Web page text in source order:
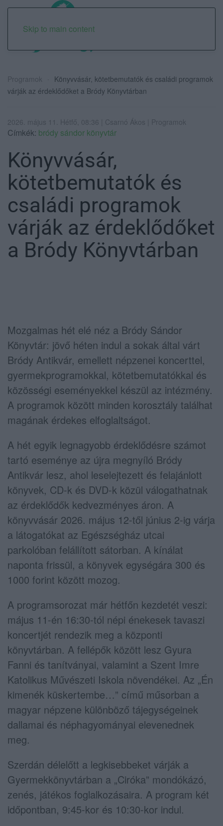
Skip to main content
Programok
Könyvvásár, kötetbemutatók és családi programok
várják az érdeklődőket a Bródy Könyvtárban
2026. május 11. Hétfő, 08:36 | Csarnó Ákos | Programok
Címkék: bródy sándor könyvtár
Könyvvásár,
kötetbemutatók és
családi programok
várják az érdeklődőket
a Bródy Könyvtárban
Mozgalmas hét elé néz a Bródy Sándor
Könyvtár: jövő héten indul a sokak által várt
Bródy Antikvár, emellett népzenei koncerttel,
gyermekprogramokkal, kötetbemutatókkal és
közösségi eseményekkel készül az intézmény.
A programok között minden korosztály találhat
magának érdekes elfoglaltságot.
A hét egyik legnagyobb érdeklődésre számot
tartó eseménye az újra megnyíló Bródy
Antikvár lesz, ahol leselejtezett és felajánlott
könyvek, CD-k és DVD-k közül válogathatnak
az érdeklődők kedvezményes áron. A
könyvvásár 2026. május 12-től június 2-ig várja
a látogatókat az Egészségház utcai
parkolóban felállított sátorban. A kínálat
naponta frissül, a könyvek egységára 300 és
1000 forint között mozog.
A programsorozat már hétfőn kezdetét veszi:
május 11-én 16:30-tól népi énekesek tavaszi
koncertjét rendezik meg a központi
könyvtárban. A fellépők között lesz Gyura
Fanni és tanítványai, valamint a Szent Imre
Katolikus Művészeti Iskola növendékei. Az „Én
kimenék küskertembe…” című műsorban a
magyar népzene különböző tájegységeinek
dallamai és néphagyományai elevenednek
meg.
Szerdán délelőtt a legkisebbeket várják a
Gyermekkönyvtárban a „Ciróka” mondókázó,
zenés, játékos foglalkozásaira. A program két
időpontban, 9:45-kor és 10:30-kor indul.